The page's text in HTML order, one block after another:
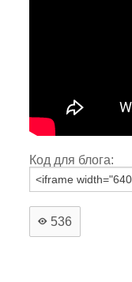
Код для блога:
536